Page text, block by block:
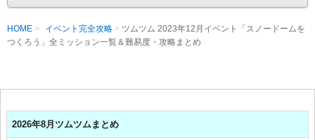
HOME イベント完全攻略
ツムツム 2023年12月イベント「スノードームを
つくろう」全ミッション一覧＆難易度・攻略まとめ
2026年8月ツムツムまとめ